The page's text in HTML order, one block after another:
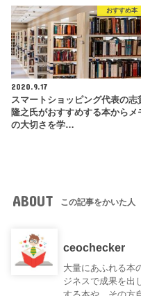
おすすめ本
2020.9.17
スマートショッピング代表の志
隆之氏がおすすめする本からメ
の大切さを学…
ABOUT この記事をかいた人
ceochecker
大量にあふれる本
ジネスで成果を出